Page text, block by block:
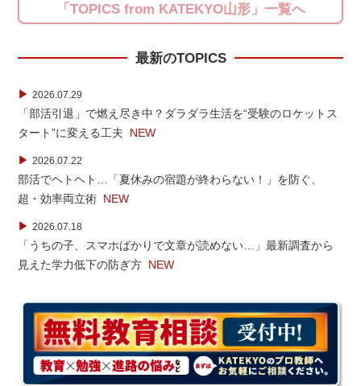
「TOPICS from KATEKYO山形」一覧へ
最新のTOPICS
▶ 2026.07.29
「部活引退」で燃え尽き中？ダラダラ生活を“受験のロケットス
タート”に変える工夫 NEW
▶ 2026.07.22
部活でヘトヘト…「夏休みの宿題が終わらない！」を防ぐ、
超・効率両立術 NEW
▶ 2026.07.18
「うちの子、スマホばかりで文章が読めない…」最新調査から
見えた学力低下の防ぎ方 NEW